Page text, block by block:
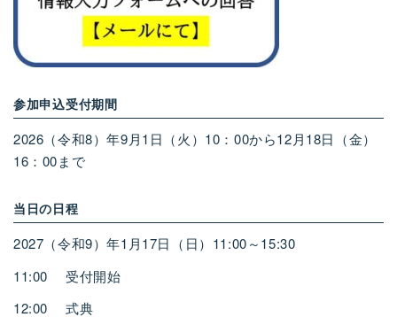
参加申込受付期間
2026（令和8）年9月1 日（火） 10 ：00から12月18日（金）
16 ： 00まで
当日の日程
2027（令和9）年1 月17日（日） 11:00～15:30
11:00 受付開始
12:00 式典